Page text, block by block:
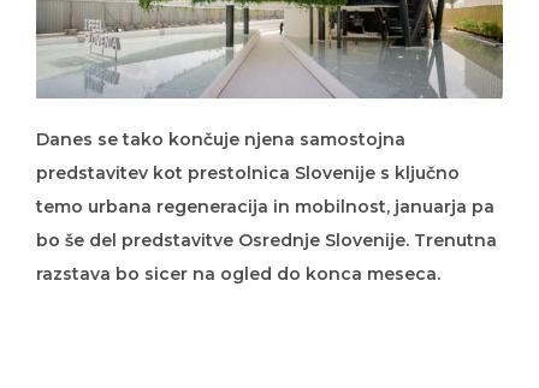
predstavitev kot prestolnica Slovenije s ključno
temo urbana regeneracija in mobilnost, januarja pa
bo še del predstavitve Osrednje Slovenije. Trenutna
razstava bo sicer na ogled do konca meseca.